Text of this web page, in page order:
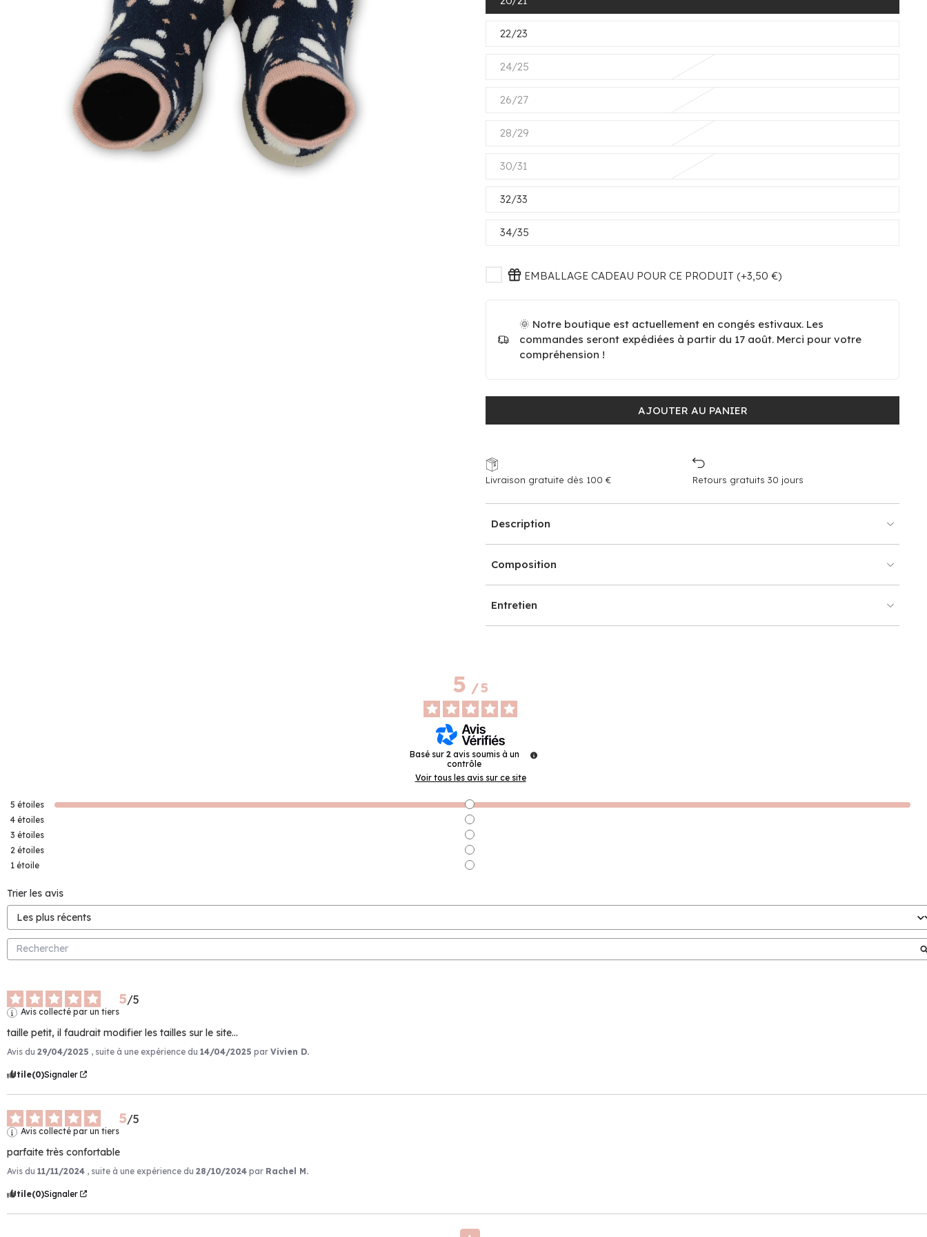
22/23
24/25
26/27
28/29
30/31
32/33
34/35
EMBALLAGE CADEAU POUR CE PRODUIT (+3,50 €)
🌞 Notre boutique est actuellement en congés estivaux. Les
commandes seront expédiées à partir du 17 août. Merci pour votre
compréhension !
AJOUTER AU PANIER
Livraison gratuite dès 100 € Retours gratuits 30 jours
Description
Composition
Entretien
5/5
Basé sur 2 avis soumis à un
contrôle
Voir tous les avis sur ce site
5 étoiles
4 étoiles
3 étoiles
2 étoiles
1 étoile
Trier les avis
5/5
Avis collecté par un tiers
taille petit, il faudrait modifier les tailles sur le site...
Avis du 29/04/2025 , suite à une expérience du 14/04/2025 par Vivien D.
Utile(0)Signaler
5/5
Avis collecté par un tiers
parfaite très confortable
Avis du 11/11/2024 , suite à une expérience du 28/10/2024 par Rachel M.
Utile(0)Signaler